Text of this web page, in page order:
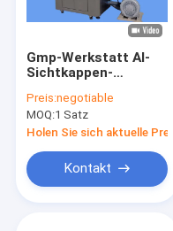
Gmp-Werkstatt AI-
Sichtkappen-
Wegwerfpapierschale
Preis:negotiable
MOQ:1 Satz
Holen Sie sich aktuelle Preis
Kontakt